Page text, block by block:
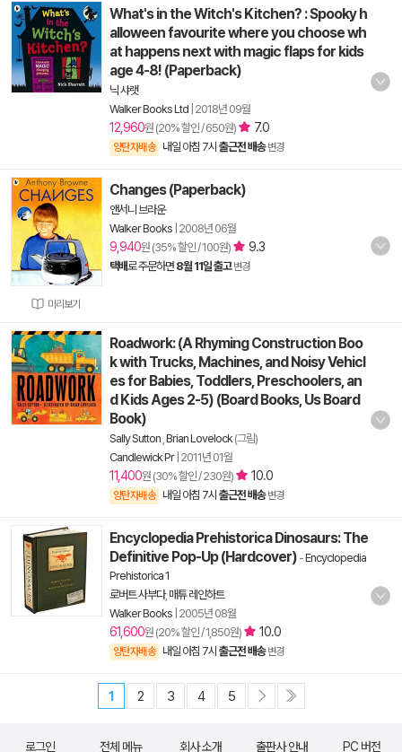
What's in the Witch's Kitchen? : Spooky h
alloween favourite where you choose wh
at happens next with magic flaps for kids
age 4-8! (Paperback)
닉 샤랫
Walker Books Ltd 2018년 09월
12,960원 (20% 할인 / 650원) 7.0
양탄자배송 내일 아침 7시 출근전 배송 변경
미리보기
Changes (Paperback)
앤서니 브라운
Walker Books 2008년 06월
9,940원 (35% 할인 / 100원) 9.3
택배로 주문하면 8월 11일 출고 변경
Roadwork: (A Rhyming Construction Boo
k with Trucks, Machines, and Noisy Vehicl
es for Babies, Toddlers, Preschoolers, an
d Kids Ages 2-5) (Board Books, Us Board
Book)
Sally Sutton Brian Lovelock(그림)
Candlewick Pr| 2011년 01월
11,400원 (30% 할인 / 230원) 10.0
양탄자배송 내일 아침 7시 출근전 배송 변경
Encyclopedia Prehistorica Dinosaurs: The
Definitive Pop-Up (Hardcover) -Encyclopedia
Prehistorica 1
로버트 사부다, 매튜 레인하트
Walker Books 2005년 08월
61,600원 (20% 할인 / 1,850원) 10.0
양탄자배송 내일 아침 7시 출근전 배송 변경
1 2 3 4 5
로그인 전체 메뉴 회사 소개 출판사 안내 PC 버전